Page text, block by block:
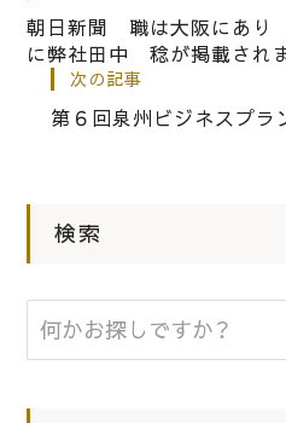
2010.04.21 |
ました。
朝日新聞 職は大阪にあり
に弊社田中 稔が掲載されま
次の記事
第６回泉州ビジネスプラ
検索